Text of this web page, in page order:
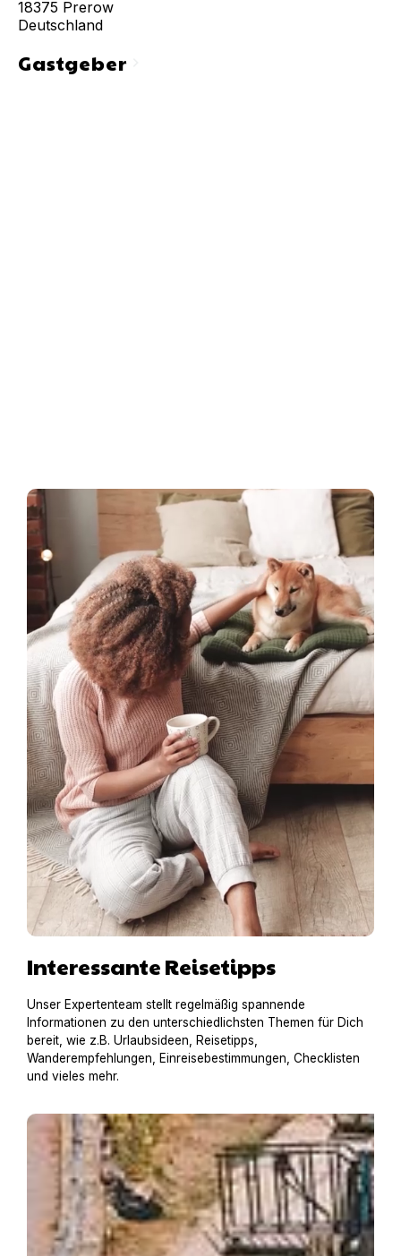
18375 Prerow
Deutschland
Gastgeberchevron_right
Interessante Reisetipps
Unser Expertenteam stellt regelmäßig spannende
Informationen zu den unterschiedlichsten Themen für Dich
bereit, wie z.B. Urlaubsideen, Reisetipps,
Wanderempfehlungen, Einreisebestimmungen, Checklisten
und vieles mehr.
Hausboot mit Hund